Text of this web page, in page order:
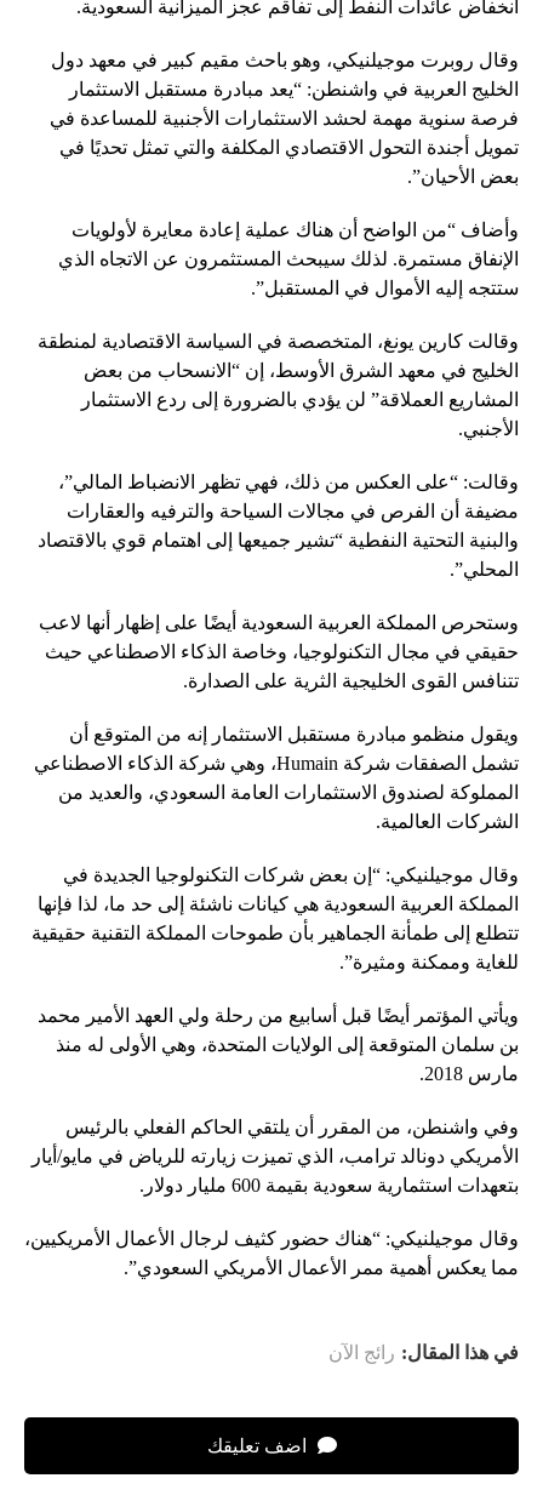
انخفاض عائدات النفط إلى تفاقم عجز الميزانية السعودية.
وقال روبرت موجيلنيكي، وهو باحث مقيم كبير في معهد دول
الخليج العربية في واشنطن: “يعد مبادرة مستقبل الاستثمار
فرصة سنوية مهمة لحشد الاستثمارات الأجنبية للمساعدة في
تمويل أجندة التحول الاقتصادي المكلفة والتي تمثل تحديًا في
بعض الأحيان”.
وأضاف “من الواضح أن هناك عملية إعادة معايرة لأولويات
الإنفاق مستمرة. لذلك سيبحث المستثمرون عن الاتجاه الذي
ستتجه إليه الأموال في المستقبل”.
وقالت كارين يونغ، المتخصصة في السياسة الاقتصادية لمنطقة
الخليج في معهد الشرق الأوسط، إن “الانسحاب من بعض
المشاريع العملاقة” لن يؤدي بالضرورة إلى ردع الاستثمار
الأجنبي.
وقالت: “على العكس من ذلك، فهي تظهر الانضباط المالي”،
مضيفة أن الفرص في مجالات السياحة والترفيه والعقارات
والبنية التحتية النفطية “تشير جميعها إلى اهتمام قوي بالاقتصاد
المحلي”.
وستحرص المملكة العربية السعودية أيضًا على إظهار أنها لاعب
حقيقي في مجال التكنولوجيا، وخاصة الذكاء الاصطناعي حيث
تتنافس القوى الخليجية الثرية على الصدارة.
ويقول منظمو مبادرة مستقبل الاستثمار إنه من المتوقع أن
تشمل الصفقات شركة Humain، وهي شركة الذكاء الاصطناعي
المملوكة لصندوق الاستثمارات العامة السعودي، والعديد من
الشركات العالمية.
وقال موجيلنيكي: “إن بعض شركات التكنولوجيا الجديدة في
المملكة العربية السعودية هي كيانات ناشئة إلى حد ما، لذا فإنها
تتطلع إلى طمأنة الجماهير بأن طموحات المملكة التقنية حقيقية
للغاية وممكنة ومثيرة”.
ويأتي المؤتمر أيضًا قبل أسابيع من رحلة ولي العهد الأمير محمد
بن سلمان المتوقعة إلى الولايات المتحدة، وهي الأولى له منذ
مارس 2018.
وفي واشنطن، من المقرر أن يلتقي الحاكم الفعلي بالرئيس
الأمريكي دونالد ترامب، الذي تميزت زيارته للرياض في مايو/أيار
بتعهدات استثمارية سعودية بقيمة 600 مليار دولار.
وقال موجيلنيكي: “هناك حضور كثيف لرجال الأعمال الأمريكيين،
مما يعكس أهمية ممر الأعمال الأمريكي السعودي”.
في هذا المقال: رائج الآن
اضف تعليقك